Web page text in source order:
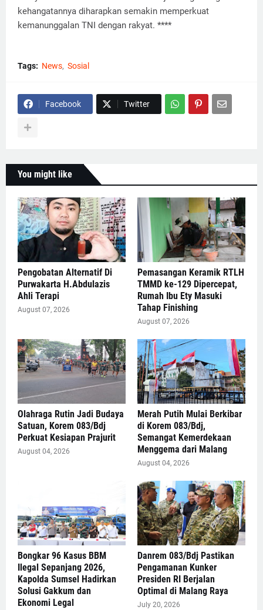
kehangatannya diharapkan semakin memperkuat
kemanunggalan TNI dengan rakyat. ****
Tags: News Sosial
Facebook Twitter
You might like
Pengobatan Alternatif Di
Purwakarta H.Abdulazis
Ahli Terapi
August 07, 2026
Pemasangan Keramik RTLH
TMMD ke-129 Dipercepat,
Rumah Ibu Ety Masuki
Tahap Finishing
August 07, 2026
Olahraga Rutin Jadi Budaya
Satuan, Korem 083/Bdj
Perkuat Kesiapan Prajurit
August 04, 2026
Merah Putih Mulai Berkibar
di Korem 083/Bdj,
Semangat Kemerdekaan
Menggema dari Malang
August 04, 2026
Bongkar 96 Kasus BBM
Ilegal Sepanjang 2026,
Kapolda Sumsel Hadirkan
Solusi Gakkum dan
Ekonomi Legal
Danrem 083/Bdj Pastikan
Pengamanan Kunker
Presiden RI Berjalan
Optimal di Malang Raya
July 20, 2026